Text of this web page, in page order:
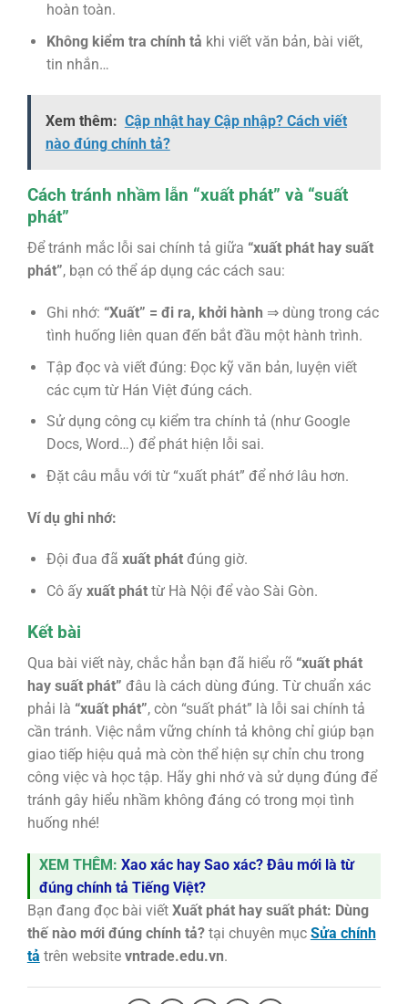
hoàn toàn.
Không kiểm tra chính tả khi viết văn bản, bài viết,
tin nhắn…
Xem thêm: Cập nhật hay Cập nhập? Cách viết
nào đúng chính tả?
Cách tránh nhầm lẫn “xuất phát” và “suất
phát”
Để tránh mắc lỗi sai chính tả giữa “xuất phát hay suất
phát”, bạn có thể áp dụng các cách sau:
Ghi nhớ: “Xuất” = đi ra, khởi hành ⇒ dùng trong các
tình huống liên quan đến bắt đầu một hành trình.
Tập đọc và viết đúng: Đọc kỹ văn bản, luyện viết
các cụm từ Hán Việt đúng cách.
Sử dụng công cụ kiểm tra chính tả (như Google
Docs, Word…) để phát hiện lỗi sai.
Đặt câu mẫu với từ “xuất phát” để nhớ lâu hơn.
Ví dụ ghi nhớ:
Đội đua đã xuất phátđúng giờ.
Cô ấy xuất pháttừ Hà Nội để vào Sài Gòn.
Kết bài
Qua bài viết này, chắc hẳn bạn đã hiểu rõ “xuất phát
hay suất phát” đâu là cách dùng đúng. Từ chuẩn xác
phải là “xuất phát”, còn “suất phát” là lỗi sai chính tả
cần tránh. Việc nắm vững chính tả không chỉ giúp bạn
giao tiếp hiệu quả mà còn thể hiện sự chỉn chu trong
công việc và học tập. Hãy ghi nhớ và sử dụng đúng để
tránh gây hiểu nhầm không đáng có trong mọi tình
huống nhé!
XEM THÊM: Xao xác hay Sao xác? Đâu mới là từ
đúng chính tả Tiếng Việt?
Bạn đang đọc bài viết Xuất phát hay suất phát: Dùng
thế nào mới đúng chính tả?tại chuyên mục Sửa chính
tả trên website vntrade.edu.vn.